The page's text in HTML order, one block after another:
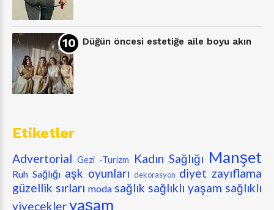
Düğün öncesi estetiğe aile boyu akın
Etiketler
Advertorial Gezi -Turizm Kadın Sağlığı Manşet
Ruh Sağlığı aşk oyunları dekorasyon diyet zayıflama
güzellik sırları moda sağlık sağlıklı yaşam sağlıklı
yiyecekleryaşam